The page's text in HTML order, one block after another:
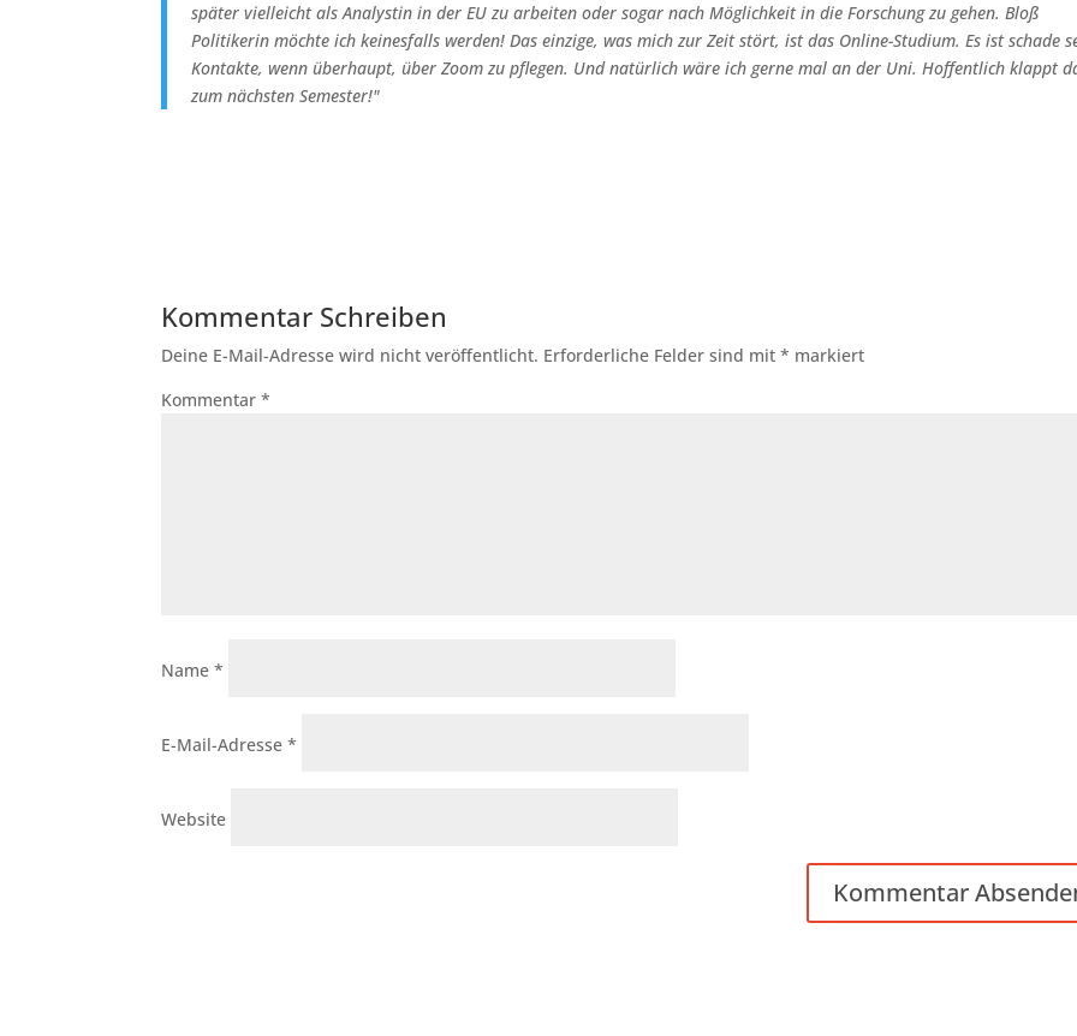
später vielleicht als Analystin in der EU zu arbeiten oder sogar nach Möglichkeit in die Forschung zu gehen. Bloß
Politikerin möchte ich keinesfalls werden! Das einzige, was mich zur Zeit stört, ist das Online-Studium. Es ist schade
Kontakte, wenn überhaupt, über Zoom zu pflegen. Und natürlich wäre ich gerne mal an der Uni. Hoffentlich klappt
zum nächsten Semester!"
Kommentar Schreiben
Deine E-Mail-Adresse wird nicht veröffentlicht. Erforderliche Felder sind mit* markiert
Kommentar*
Name*
E-Mail-Adresse*
Website